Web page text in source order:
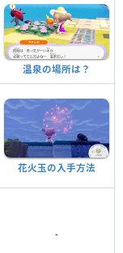
温泉の場所は？
花火玉の入手方法
-